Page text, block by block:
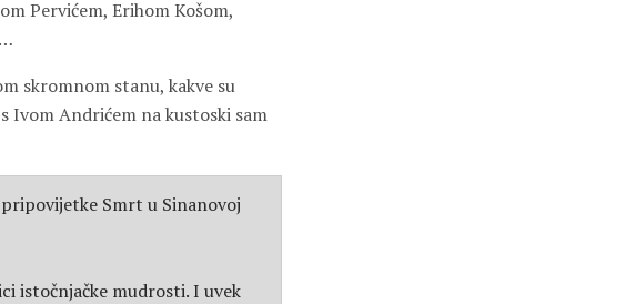
Pervićem, Erihom Košom,
skromnom stanu, kakve su
Ivom Andrićem na kustoski sam
Smrt u Sinanovoj
istočnjačke mudrosti. I uvek